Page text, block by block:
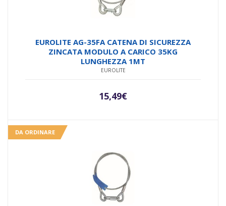
EUROLITE AG-35FA CATENA DI SICUREZZA
ZINCATA MODULO A CARICO 35KG
LUNGHEZZA 1MT
EUROLITE
15,49€
DA ORDINARE